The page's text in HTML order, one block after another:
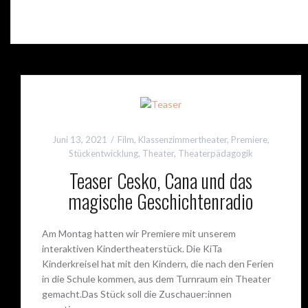
Juni 13, 2021 Film, Klassenzimmertheater, Premiere,
Stückentwicklung, Theater, Theaterpädagogik
Teaser Cesko, Cana und das
magische Geschichtenradio
Am Montag hatten wir Premiere mit unserem
interaktiven Kindertheaterstück. Die KiTa
Kinderkreisel hat mit den Kindern, die nach den Ferien
in die Schule kommen, aus dem Turnraum ein Theater
gemacht.Das Stück soll die Zuschauer:innen